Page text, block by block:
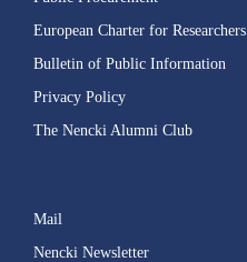
European Charter for Researchers
Bulletin of Public Information
Privacy Policy
The Nencki Alumni Club
Mail
Nencki Newsletter